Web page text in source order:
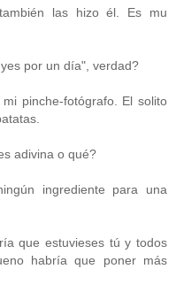
las hizo él. Es mu
por un día", verdad?
pinche-fotógrafo. El solito
adivina o qué?
ingrediente para una
que estuvieses tú y todos
habría que poner más